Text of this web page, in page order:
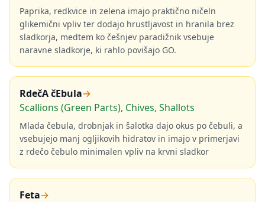
Paprika, redkvice in zelena imajo praktično ničeln
glikemični vpliv ter dodajo hrustljavost in hranila brez
sladkorja, medtem ko češnjev paradižnik vsebuje
naravne sladkorje, ki rahlo povišajo GO.
RdečA čEbula→
Scallions (Green Parts), Chives, Shallots
Mlada čebula, drobnjak in šalotka dajo okus po čebuli, a
vsebujejo manj ogljikovih hidratov in imajo v primerjavi
z rdečo čebulo minimalen vpliv na krvni sladkor
Feta→